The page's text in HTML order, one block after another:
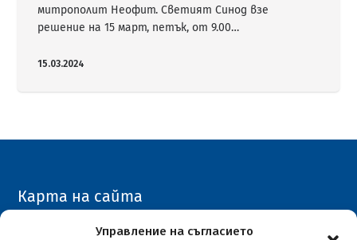
Управление на съгласието
митрополит Неофит. Светият Синод взе
решение на 15 март, петък, от 9.00…
15.03.2024
Карта на сайта
Архивен сайт